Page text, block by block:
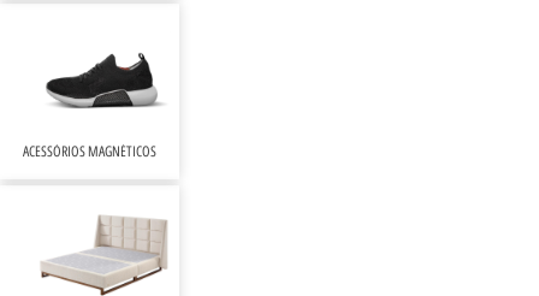
ACESSÓRIOS MAGNÉTICOS